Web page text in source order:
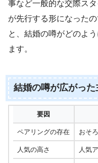
事など一般的な交際ス
が先行する形になった
と、結婚の噂がどのよ
ます。
結婚の噂が広がった
要因
ペアリングの存在 おそ
人気の高さ 人気